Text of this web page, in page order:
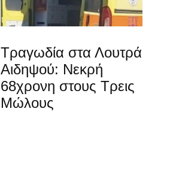
Τραγωδία στα Λουτρά
Αιδηψού: Νεκρή
68χρονη στους Τρεις
Μώλους